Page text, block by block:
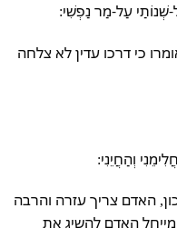
עַל-מַר נַפְשִׁי:
כי דרכו עדין לא צלחה
וְהַחֲיֵנִי:
האדם צריך עזרה והרבה
האדם להשיג את